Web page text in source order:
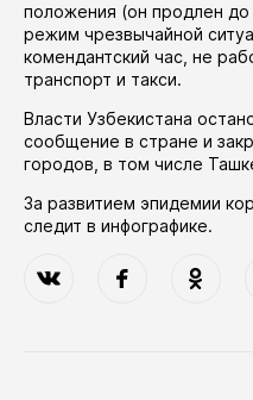
положения (он продлен до
режим чрезвычайной
комендантский час, не
транспорт и такси.
Власти Узбекистана
сообщение в стране и
городов, в том числе
За развитием эпидемии
следит в инфографике.